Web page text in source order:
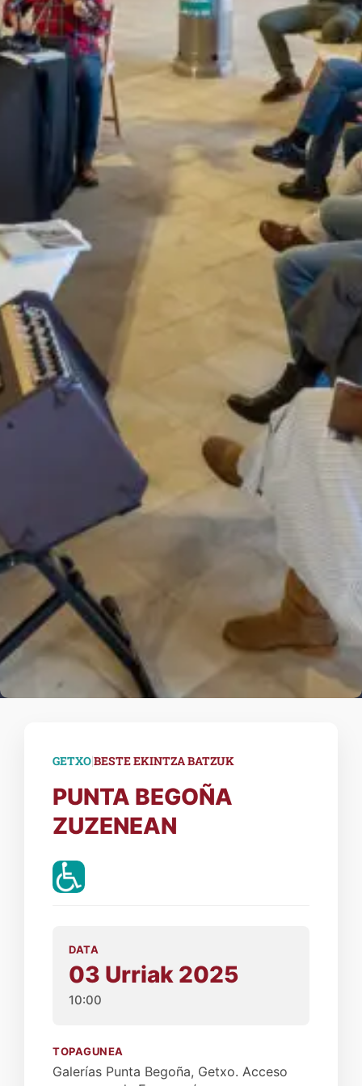
GETXO|BESTE EKINTZA BATZUK
PUNTA BEGOÑA
ZUZENEAN
DATA
03 Urriak 2025
10:00
TOPAGUNEA
Galerías Punta Begoña, Getxo. Acceso